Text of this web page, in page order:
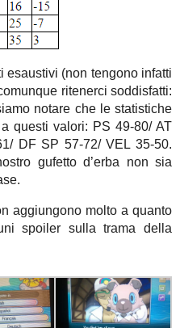
esaustivi (non tengono infatti
ritenerci soddisfatti:
notare che le statistiche
questi valori: PS 49-80/ AT
DF SP 57-72/ VEL 35-50.
gufetto d’erba non sia
aggiungono molto a quanto
spoiler sulla trama della